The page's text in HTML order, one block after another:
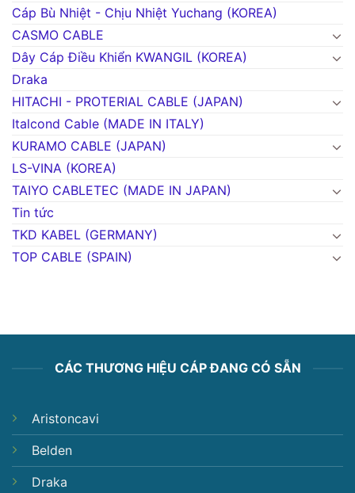
Cáp Bù Nhiệt - Chịu Nhiệt Yuchang (KOREA)
CASMO CABLE
Dây Cáp Điều Khiển KWANGIL (KOREA)
Draka
HITACHI - PROTERIAL CABLE (JAPAN)
Italcond Cable (MADE IN ITALY)
KURAMO CABLE (JAPAN)
LS-VINA (KOREA)
TAIYO CABLETEC (MADE IN JAPAN)
Tin tức
TKD KABEL (GERMANY)
TOP CABLE (SPAIN)
CÁC THƯƠNG HIỆU CÁP ĐANG CÓ SẴN
Aristoncavi
Belden
Draka